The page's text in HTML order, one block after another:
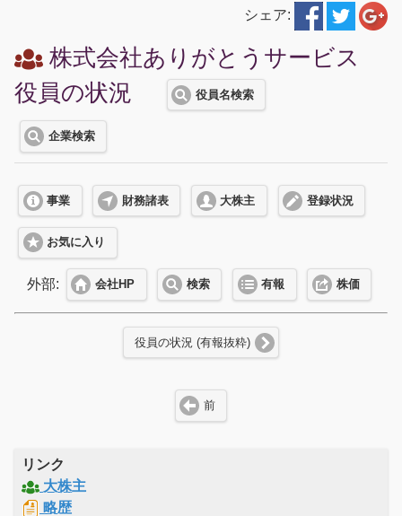
シェア:
株式会社ありがとうサービス
役員の状況
役員名検索
企業検索
事業 財務諸表 大株主 登録状況
お気に入り
外部: 会社HP 検索 有報 株価
役員の状況 (有報抜粋)
前
リンク
大株主
略歴